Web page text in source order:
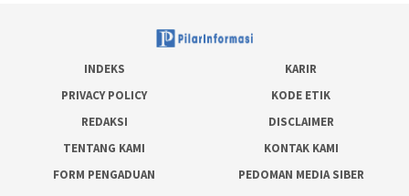
INDEKS
KARIR
PRIVACY POLICY
KODE ETIK
REDAKSI
DISCLAIMER
TENTANG KAMI
KONTAK KAMI
FORM PENGADUAN
PEDOMAN MEDIA SIBER